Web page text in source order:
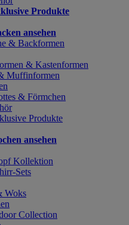
Produkte
ansehen
& Backformen
& Kastenformen
Muffinformen
& Förmchen
Produkte
ansehen
Kollektion
Sets
Woks
Collection